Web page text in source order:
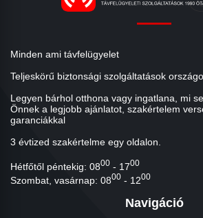
Minden ami távfelügyelet
Teljeskörű biztonsági szolgáltatások
Legyen bárhol otthona vagy ingatlana, mi
Önnek a legjobb ajánlatot, szakértelem
garanciákkal
3 évtized szakértelme egy oldalon.
Hétfőtől péntekig: 0800 - 1700
Szombat, vasárnap: 0800 - 1200
Navigáció